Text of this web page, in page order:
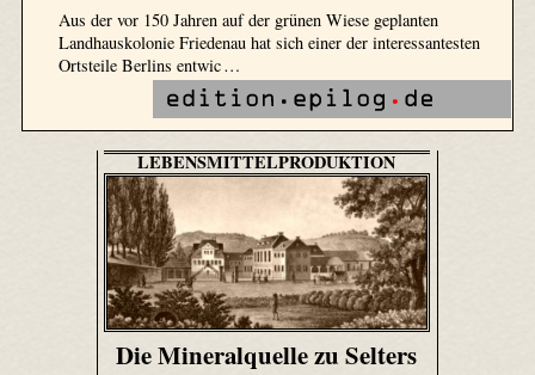
Aus der vor 150 Jahren auf der grünen Wiese geplanten
Landhauskolonie Friedenau hat sich einer der interessantesten
Ortsteile Berlins entwic …
LEBENSMITTELPRODUKTION
Die Mineralquelle zu Selters